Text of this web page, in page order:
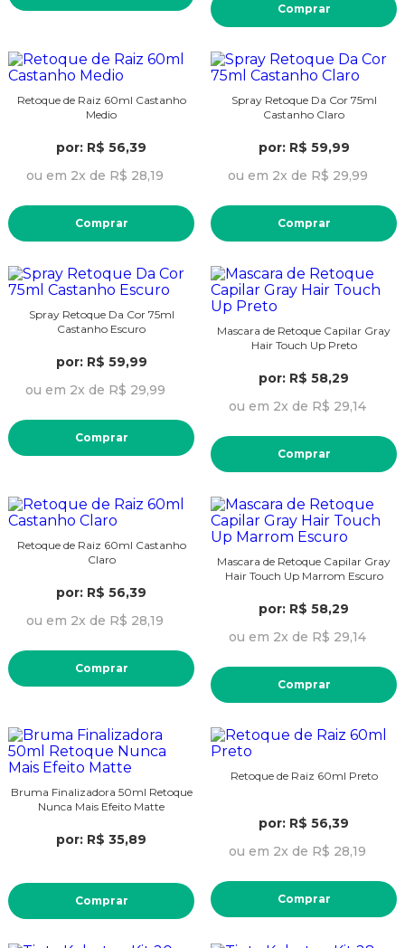
Comprar
Retoque de Raiz 60ml Castanho
Medio
por: R$ 56,39
ou em 2x de R$ 28,19
Comprar
Spray Retoque Da Cor 75ml
Castanho Claro
por: R$ 59,99
ou em 2x de R$ 29,99
Comprar
Spray Retoque Da Cor 75ml
Castanho Escuro
por: R$ 59,99
ou em 2x de R$ 29,99
Comprar
Mascara de Retoque Capilar Gray
Hair Touch Up Preto
por: R$ 58,29
ou em 2x de R$ 29,14
Comprar
Retoque de Raiz 60ml Castanho
Claro
por: R$ 56,39
ou em 2x de R$ 28,19
Comprar
Mascara de Retoque Capilar Gray
Hair Touch Up Marrom Escuro
por: R$ 58,29
ou em 2x de R$ 29,14
Comprar
Bruma Finalizadora 50ml Retoque
Nunca Mais Efeito Matte
por: R$ 35,89
Comprar
Retoque de Raiz 60ml Preto
por: R$ 56,39
ou em 2x de R$ 28,19
Comprar